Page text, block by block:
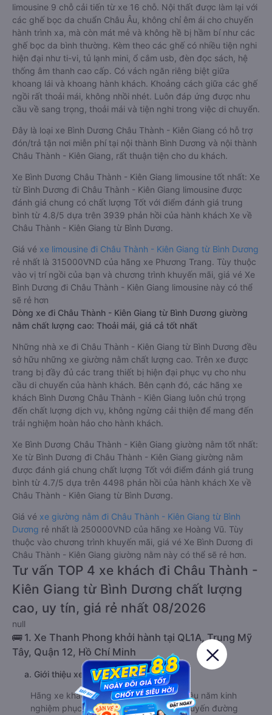
limousine 9 chỗ cải tiến từ xe 16 chỗ. Nội thất được làm lại với
các ghế bọc da chuẩn Châu Âu, không chỉ êm ái cho chuyến
hành trình xa, mà còn mát mẻ và không hề bị hầm bí như các
ghế bọc da bình thường. Kèm theo các ghế có nhiều tiện nghi
hiện đại như ti-vi, tủ lạnh mini, ổ cắm usb, đèn đọc sách, hệ
thống âm thanh cao cấp. Có vách ngăn riêng biệt giữa
khoang lái và khoang hành khách. Khoảng cách giữa các ghế
ngồi rất thoải mái, không nhồi nhét. Luôn đáp ứng được nhu
cầu về sang trọng, thoải mái và tiện nghi trong việc di chuyển.
Đây là loại xe Bình Dương Châu Thành - Kiên Giang có hỗ trợ
đón/trả tận nơi miễn phí tại nội thành Bình Dương và nội thành
Châu Thành - Kiên Giang, rất thuận tiện cho du khách.
Xe Bình Dương Châu Thành - Kiên Giang limousine tốt nhất: Xe
từ Bình Dương đi Châu Thành - Kiên Giang limousine được
đánh giá chung có chất lượng Tốt với điểm đánh giá trung
bình từ 4.8/5 dựa trên 3939 phản hồi của hành khách Xe về
Châu Thành - Kiên Giang từ Bình Dương.
Giá vé xe limousine đi Châu Thành - Kiên Giang từ Bình Dương
rẻ nhất là 315000VND của hãng xe Phương Trang. Tùy thuộc
vào vị trí ngồi của bạn và chương trình khuyến mãi, giá vé Xe
Bình Dương đi Châu Thành - Kiên Giang limousine này có thể
sẽ rẻ hơn
Dòng xe đi Châu Thành - Kiên Giang từ Bình Dương giường
nằm chất lượng cao: Thoải mái, giá cả tốt nhất
Những nhà xe đi Châu Thành - Kiên Giang từ Bình Dương đều
sở hữu những xe giường nằm chất lượng cao. Trên xe được
trang bị đầy đủ các trang thiết bị hiện đại phục vụ cho nhu
cầu di chuyển của hành khách. Bên cạnh đó, các hãng xe
khách Bình Dương Châu Thành - Kiên Giang luôn chú trọng
đến chất lượng dịch vụ, không ngừng cải thiện để mang đến
trải nghiệm hoàn hảo cho hành khách.
Xe Bình Dương Châu Thành - Kiên Giang giường nằm tốt nhất:
Xe từ Bình Dương đi Châu Thành - Kiên Giang giường nằm
được đánh giá chung chất lượng Tốt với điểm đánh giá trung
bình từ 4.7/5 dựa trên 4498 phản hồi của hành khách Xe về
Châu Thành - Kiên Giang từ Bình Dương.
Giá vé xe giường nằm đi Châu Thành - Kiên Giang từ Bình
Dương rẻ nhất là 250000VND của hãng xe Hoàng Vũ. Tùy
thuộc vào chương trình khuyến mãi, giá vé Xe Bình Dương đi
Châu Thành - Kiên Giang giường nằm này có thể sẽ rẻ hơn.
Tư vấn TOP 4 xe khách đi Châu Thành -
Kiên Giang từ Bình Dương chất lượng
cao, uy tín, giá rẻ nhất 08/2026
null
🚌 1. Xe Thanh Phong khởi hành tại QL1A, Trung Mỹ
Tây, Quận 12, Hồ Chí Minh
a. Giới thiệu xe Thanh Phong
Hãng xe khách Thanh Phong có khá nhiều năm kinh
nghiệm phục vụ hành khách trên nhiều tuyến đường